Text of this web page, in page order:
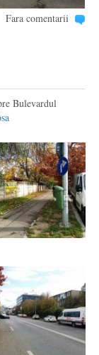
Fara comentarii
Bulevardul